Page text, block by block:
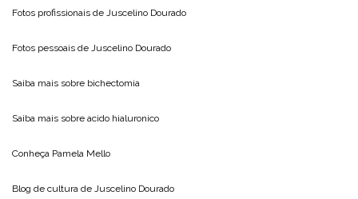
Fotos profissionais de Juscelino Dourado
Fotos pessoais de Juscelino Dourado
Saiba mais sobre bichectomia
Saiba mais sobre acido hialuronico
Conheça Pamela Mello
Blog de cultura de Juscelino Dourado